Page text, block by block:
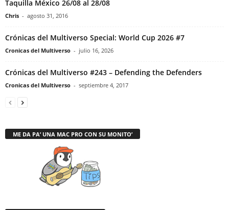
Taquilla México 26/08 al 28/08
Chris - agosto 31, 2016
Crónicas del Multiverso Special: World Cup 2026 #7
Cronicas del Multiverso - julio 16, 2026
Crónicas del Multiverso #243 – Defending the Defenders
Cronicas del Multiverso - septiembre 4, 2017
ME DA PA’ UNA MAC PRO CON SU MONITO’